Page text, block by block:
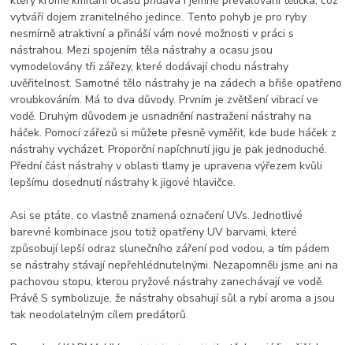
vytváří dojem zranitelného jedince. Tento pohyb je pro ryby
nesmírně atraktivní a přináší vám nové možnosti v práci s
nástrahou. Mezi spojením těla nástrahy a ocasu jsou
vymodelovány tři zářezy, které dodávají chodu nástrahy
uvěřitelnost. Samotné tělo nástrahy je na zádech a břiše opatřeno
vroubkováním. Má to dva důvody. Prvním je zvětšení vibrací ve
vodě. Druhým důvodem je usnadnění nastražení nástrahy na
háček. Pomocí zářezů si můžete přesně vyměřit, kde bude háček z
nástrahy vycházet. Proporční napíchnutí jigu je pak jednoduché.
Přední část nástrahy v oblasti tlamy je upravena výřezem kvůli
lepšímu dosednutí nástrahy k jigové hlavičce.
Asi se ptáte, co vlastně znamená označení UVs. Jednotlivé
barevné kombinace jsou totiž opatřeny UV barvami, které
způsobují lepší odraz slunečního záření pod vodou, a tím pádem
se nástrahy stávají nepřehlédnutelnými. Nezapomněli jsme ani na
pachovou stopu, kterou pryžové nástrahy zanechávají ve vodě.
Právě S symbolizuje, že nástrahy obsahují sůl a rybí aroma a jsou
tak neodolatelným cílem predátorů.